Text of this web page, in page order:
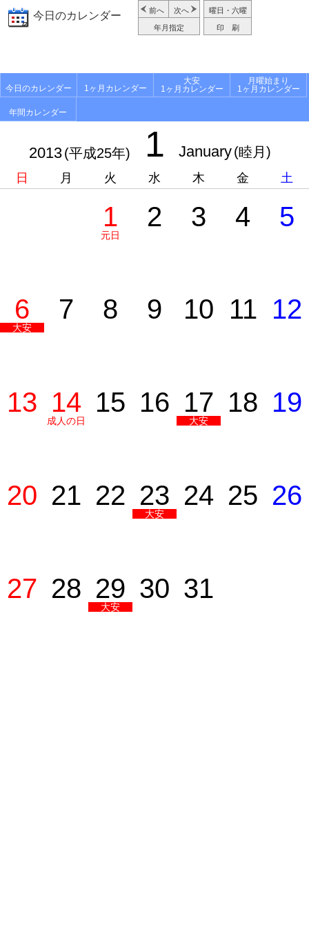
今日のカレンダー 前へ 次へ
年月指定
曜日・六曜
印 刷
今日のカレンダー 1ヶ月カレンダー
大安
1ヶ月カレンダー
月曜始まり
1ヶ月カレンダー
年間カレンダー
2013(平成25年) 1 January(睦月)
日 月 火 水 木 金 土
1
元日
2 3 4 5
6
大安
7 8 9 10 11 12
13 14
成人の日
15 16 17
大安
18 19
20 21 22 23
大安
24 25 26
27 28 29
大安
30 31